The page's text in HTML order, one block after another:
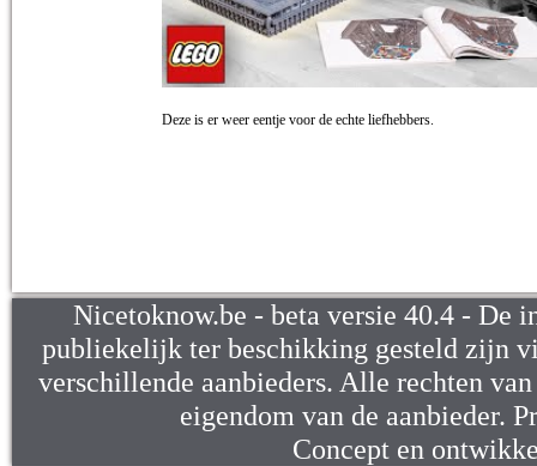
Deze is er weer eentje voor de echte liefhebbers.
Nicetoknow.be - beta versie 40.4 - De
publiekelijk ter beschikking gesteld zijn
verschillende aanbieders. Alle rechten
eigendom van de aanbieder.
Concept en